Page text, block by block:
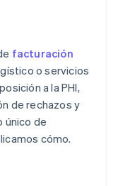
facturación
o servicios
a la PHI,
de rechazos y
único de
cómo.